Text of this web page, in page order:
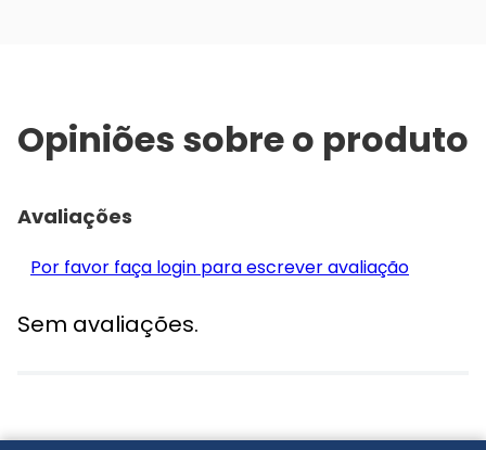
Opiniões sobre o produto
Avaliações
Por favor faça login para escrever avaliação
Sem avaliações.